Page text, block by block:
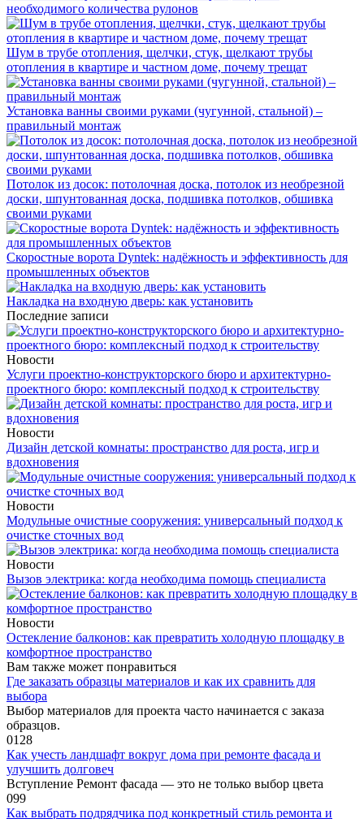
необходимого количества рулонов
Шум в трубе отопления, щелчки, стук, щелкают трубы
отопления в квартире и частном доме, почему трещат
Установка ванны своими руками (чугунной, стальной) –
правильный монтаж
Потолок из досок: потолочная доска, потолок из необрезной
доски, шпунтованная доска, подшивка потолков, обшивка
своими руками
Скоростные ворота Dyntek: надёжность и эффективность для
промышленных объектов
Накладка на входную дверь: как установить
Последние записи
Новости
Услуги проектно-конструкторского бюро и архитектурно-
проектного бюро: комплексный подход к строительству
Новости
Дизайн детской комнаты: пространство для роста, игр и
вдохновения
Новости
Модульные очистные сооружения: универсальный подход к
очистке сточных вод
Новости
Вызов электрика: когда необходима помощь специалиста
Новости
Остекление балконов: как превратить холодную площадку в
комфортное пространство
Вам также может понравиться
Где заказать образцы материалов и как их сравнить для
выбора
Выбор материалов для проекта часто начинается с заказа
образцов.
0128
Как учесть ландшафт вокруг дома при ремонте фасада и
улучшить долговеч
Вступление Ремонт фасада — это не только выбор цвета
099
Как выбрать подрядчика под конкретный стиль ремонта и